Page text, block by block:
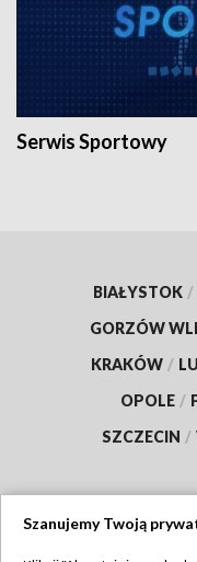
Serwis Sportowy
BIAŁYSTOK /
GORZÓW
KRAKÓW /
OPOLE /
SZCZECIN /
Szanujemy Twoją